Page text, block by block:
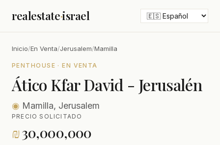
realestate·israel
Inicio/En Venta/Jerusalem/Mamilla
PENTHOUSE · EN VENTA
Ático Kfar David - Jerusalén
◉ Mamilla, Jerusalem
PRECIO SOLICITADO
₪30,000,000